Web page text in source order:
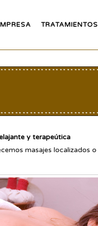
TRATAMIENTOS
y terapeútica
masajes localizados